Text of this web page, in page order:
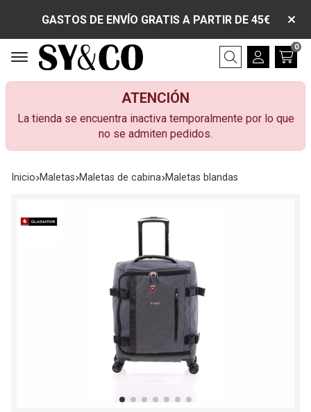
GASTOS DE ENVÍO GRATIS A PARTIR DE 45€
Buscar
0
ATENCIÓN
La tienda se encuentra inactiva temporalmente por lo que
no se admiten pedidos.
Inicio maletas maletas de cabina maletas blandas